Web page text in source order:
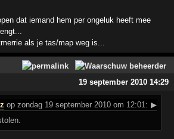
dat iemand hem per ongeluk heeft mee
als je tas/map weg is...
19 september 2010 14:29
op zondag 19 september 2010 om 12:01: ▶